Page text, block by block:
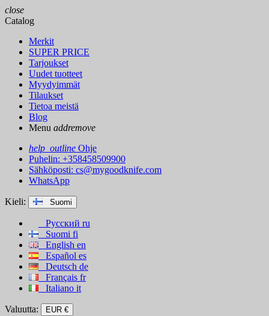
close
Catalog
Merkit
SUPER PRICE
Tarjoukset
Uudet tuotteet
Myydyimmät
Tilaukset
Tietoa meistä
Blog
Menu addremove
help_outline Ohje
Puhelin: +358458509900
Sähköposti: cs@mygoodknife.com
WhatsApp
Kieli: Suomi
Русский ru
Suomi fi
English en
Español es
Deutsch de
Français fr
Italiano it
Valuutta: EUR €